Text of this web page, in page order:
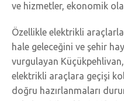
ve hizmetler, ekonomik
Özellikle elektrikli
hale geleceğini ve şehir
vurgulayan
elektrikli araçlara geçişi
doğru hazırlanmaları